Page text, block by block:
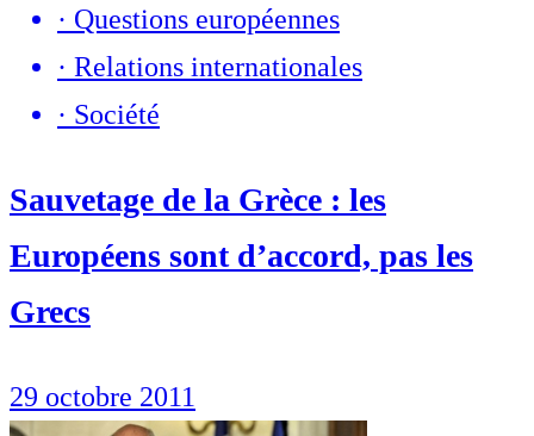
· Questions européennes
· Relations internationales
· Société
Sauvetage de la Grèce : les
Européens sont d’accord, pas les
Grecs
29 octobre 2011